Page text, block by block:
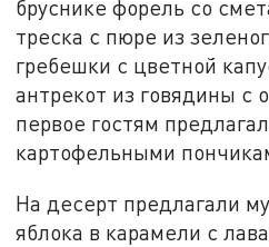
бруснике форель со
треска с пюре из
гребешки с цветной
антрекот из говядины с
первое гостям
картофельными
На десерт предлагали
яблока в карамели с